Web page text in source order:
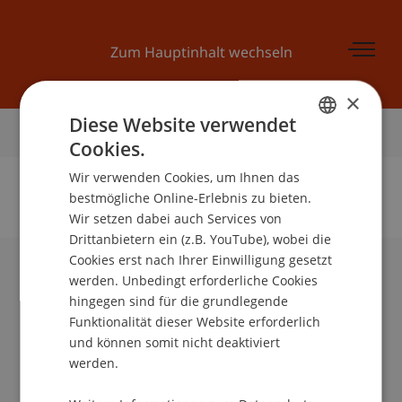
Zum Hauptinhalt wechseln
Startseite
Keine Daten zu dieser Person gefunden
Universität Liechtenstein
Fürst-Franz-Josef-Strasse
9490 Vaduz
Liechtenstein
info@uni.li
×
Diese Website verwendet
Cookies.
Wir verwenden Cookies, um Ihnen das
bestmögliche Online-Erlebnis zu bieten.
Wir setzen dabei auch Services von
Drittanbietern ein (z.B. YouTube), wobei die
Cookies erst nach Ihrer Einwilligung gesetzt
werden. Unbedingt erforderliche Cookies
hingegen sind für die grundlegende
Funktionalität dieser Website erforderlich
und können somit nicht deaktiviert
werden.